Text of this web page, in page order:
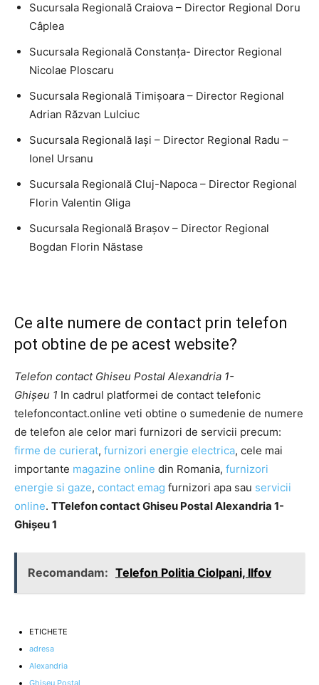
Sucursala Regională Craiova – Director Regional Doru
Câplea
Sucursala Regională Constanţa- Director Regional
Nicolae Ploscaru
Sucursala Regională Timişoara – Director Regional
Adrian Răzvan Lulciuc
Sucursala Regională Iaşi – Director Regional Radu –
Ionel Ursanu
Sucursala Regională Cluj-Napoca – Director Regional
Florin Valentin Gliga
Sucursala Regională Braşov – Director Regional
Bogdan Florin Năstase
Ce alte numere de contact prin telefon
pot obtine de pe acest website?
Telefon contact Ghiseu Postal Alexandria 1-
Ghişeu 1 In cadrul platformei de contact telefonic
telefoncontact.online veti obtine o sumedenie de numere
de telefon ale celor mari furnizori de servicii precum:
firme de curierat, furnizori energie electrica, cele mai
importante magazine online din Romania, furnizori
energie si gaze, contact emag furnizori apa sau servicii
online. TTelefon contact Ghiseu Postal Alexandria 1-
Ghişeu 1
Recomandam: Telefon Politia Ciolpani, Ilfov
ETICHETE
adresa
Alexandria
Ghiseu Postal